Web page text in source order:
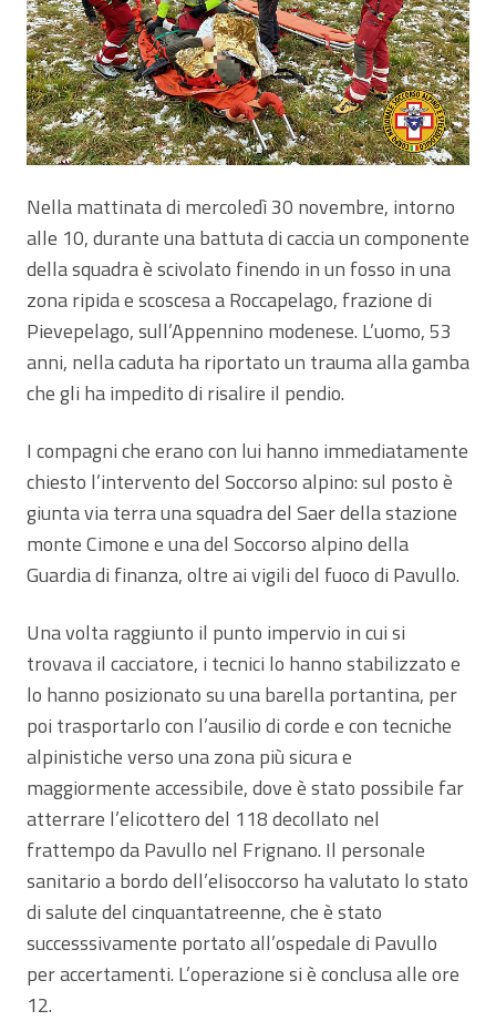
Nella mattinata di mercoledì 30 novembre, intorno
alle 10, durante una battuta di caccia un componente
della squadra è scivolato finendo in un fosso in una
zona ripida e scoscesa a Roccapelago, frazione di
Pievepelago, sull’Appennino modenese. L’uomo, 53
anni, nella caduta ha riportato un trauma alla gamba
che gli ha impedito di risalire il pendio.
I compagni che erano con lui hanno immediatamente
chiesto l’intervento del Soccorso alpino: sul posto è
giunta via terra una squadra del Saer della stazione
monte Cimone e una del Soccorso alpino della
Guardia di finanza, oltre ai vigili del fuoco di Pavullo.
Una volta raggiunto il punto impervio in cui si
trovava il cacciatore, i tecnici lo hanno stabilizzato e
lo hanno posizionato su una barella portantina, per
poi trasportarlo con l’ausilio di corde e con tecniche
alpinistiche verso una zona più sicura e
maggiormente accessibile, dove è stato possibile far
atterrare l’elicottero del 118 decollato nel
frattempo da Pavullo nel Frignano. Il personale
sanitario a bordo dell’elisoccorso ha valutato lo stato
di salute del cinquantatreenne, che è stato
successsivamente portato all’ospedale di Pavullo
per accertamenti. L’operazione si è conclusa alle ore
12.